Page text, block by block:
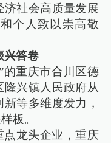
社会高质量发展
个人致以崇高敬
兴答卷
的重庆市合川区德
隆兴镇人民政府从
等多维度发力，
板。
点龙头企业，重庆